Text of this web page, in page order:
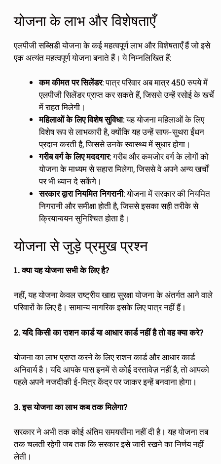
योजना के लाभ और विशेषताएँ
एलपीजी सब्सिडी योजना के कई महत्वपूर्ण लाभ और विशेषताएँ हैं जो इसे
एक अत्यंत महत्वपूर्ण योजना बनाते हैं। ये निम्नलिखित हैं:
कम कीमत पर सिलेंडर: पात्र परिवार अब मात्र 450 रुपये में
एलपीजी सिलेंडर प्राप्त कर सकते हैं, जिससे उन्हें रसोई के खर्चे
में राहत मिलेगी।
महिलाओं के लिए विशेष सुविधा: यह योजना महिलाओं के लिए
विशेष रूप से लाभकारी है, क्योंकि यह उन्हें साफ-सुथरा ईंधन
प्रदान करती है, जिससे उनके स्वास्थ्य में सुधार होगा।
गरीब वर्ग के लिए मददगार: गरीब और कमजोर वर्ग के लोगों को
योजना के माध्यम से सहारा मिलेगा, जिससे वे अपने अन्य खर्चों
पर भी ध्यान दे सकेंगे।
सरकार द्वारा नियमित निगरानी: योजना में सरकार की नियमित
निगरानी और समीक्षा होती है, जिससे इसका सही तरीके से
क्रियान्वयन सुनिश्चित होता है।
योजना से जुड़े प्रमुख प्रश्न
1. क्या यह योजना सभी के लिए है?
नहीं, यह योजना केवल राष्ट्रीय खाद्य सुरक्षा योजना के अंतर्गत आने वाले
परिवारों के लिए है। सामान्य नागरिक इसके लिए पात्र नहीं हैं।
2. यदि किसी का राशन कार्ड या आधार कार्ड नहीं है तो वह क्या करे?
योजना का लाभ प्राप्त करने के लिए राशन कार्ड और आधार कार्ड
अनिवार्य है। यदि आपके पास इनमें से कोई दस्तावेज़ नहीं है, तो आपको
पहले अपने नजदीकी ई-मित्र केंद्र पर जाकर इन्हें बनवाना होगा।
3. इस योजना का लाभ कब तक मिलेगा?
सरकार ने अभी तक कोई अंतिम समयसीमा नहीं दी है। यह योजना तब
तक चलती रहेगी जब तक कि सरकार इसे जारी रखने का निर्णय नहीं
लेती।